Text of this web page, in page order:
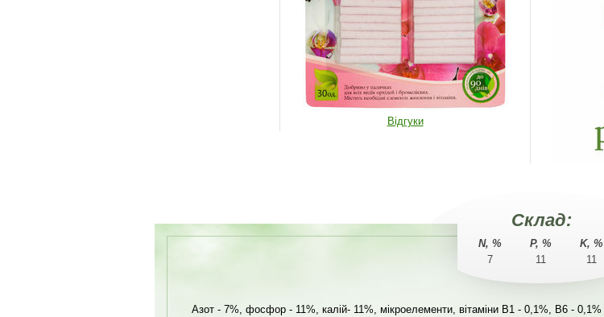
Відгуки
Склад:
N, %
7
P, %
11
K, %
11
Азот - 7%, фосфор - 11%, калій- 11%, мікроелементи, вітаміни В1 - 0,1%, В6 - 0,1%